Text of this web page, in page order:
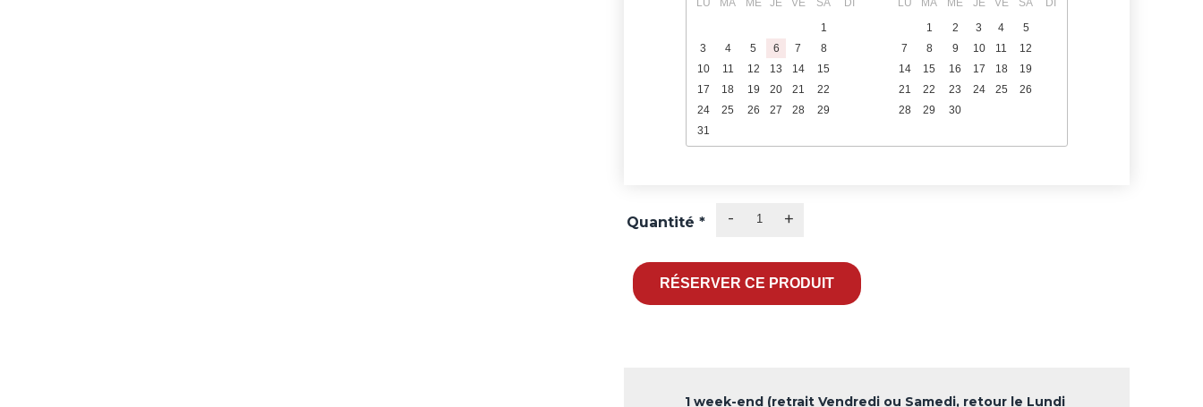
LU MA ME JE VE SA
DI
1
3
4 5 6 7 8
10
11 12 13 14 15
17
18 19 20 21 22
24
25 26 27 28 29
31
LU MA ME JE VE SA
DI
1
2 3 4 5
7
8 9 10 11 12
14
15 16 17 18 19
21
22 23 24 25 26
28
29 30
Quantité * - +
1 week-end (retrait Vendredi ou Samedi, retour le Lundi